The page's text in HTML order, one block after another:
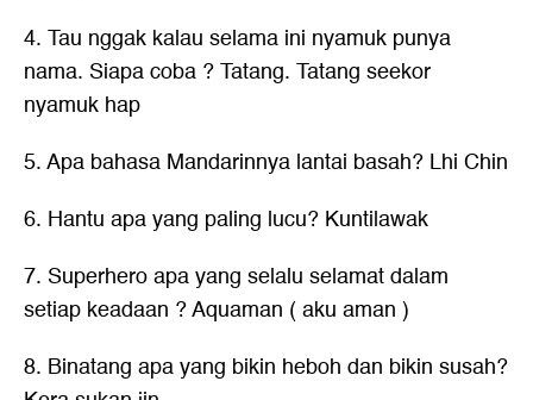
4. Tau nggak kalau selama ini nyamuk punya
nama. Siapa coba ? Tatang. Tatang seekor
nyamuk hap
5. Apa bahasa Mandarinnya lantai basah? Lhi Chin
6. Hantu apa yang paling lucu? Kuntilawak
7. Superhero apa yang selalu selamat dalam
setiap keadaan ? Aquaman ( aku aman )
8. Binatang apa yang bikin heboh dan bikin susah?